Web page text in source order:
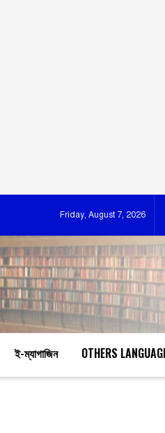
Friday, August 7, 2026
ই-ম্যাগাজিন OTHERS